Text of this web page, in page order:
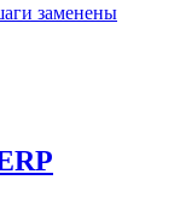
заменены